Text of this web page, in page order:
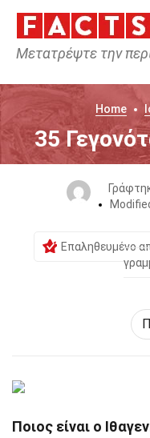
Μετατρέψτε την
Home
35
Επαληθευμένο
Ποιος είναι ο